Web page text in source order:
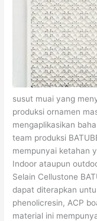
susut muai yang
produksi ornamen
mengaplikasikan
team produksi
mempunyai ketahan
Indoor ataupun
Selain Cellustone
dapat diterapkan
phenolicresin, ACP
material ini